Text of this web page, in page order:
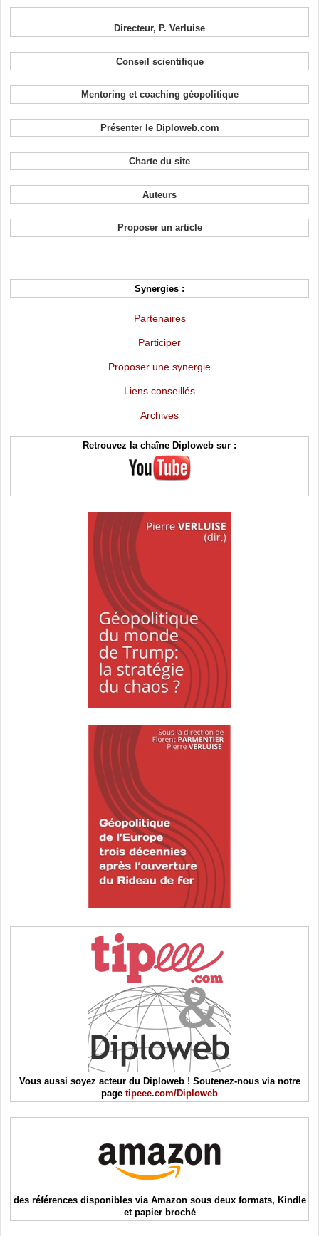
Directeur, P. Verluise
Conseil scientifique
Mentoring et coaching géopolitique
Présenter le Diploweb.com
Charte du site
Auteurs
Proposer un article
Synergies :
Partenaires
Participer
Proposer une synergie
Liens conseillés
Archives
Retrouvez la chaîne Diploweb sur :
Vous aussi soyez acteur du Diploweb ! Soutenez-nous via notre
page tipeee.com/Diploweb
des références disponibles via Amazon sous deux formats, Kindle
et papier broché